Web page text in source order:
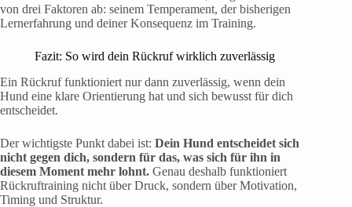
von drei Faktoren ab: seinem Temperament, der bisherigen
Lernerfahrung und deiner Konsequenz im Training.
Fazit: So wird dein Rückruf wirklich zuverlässig
Ein Rückruf funktioniert nur dann zuverlässig, wenn dein
Hund eine klare Orientierung hat und sich bewusst für dich
entscheidet.
Der wichtigste Punkt dabei ist: Dein Hund entscheidet sich
nicht gegen dich, sondern für das, was sich für ihn in
diesem Moment mehr lohnt. Genau deshalb funktioniert
Rückruftraining nicht über Druck, sondern über Motivation,
Timing und Struktur.